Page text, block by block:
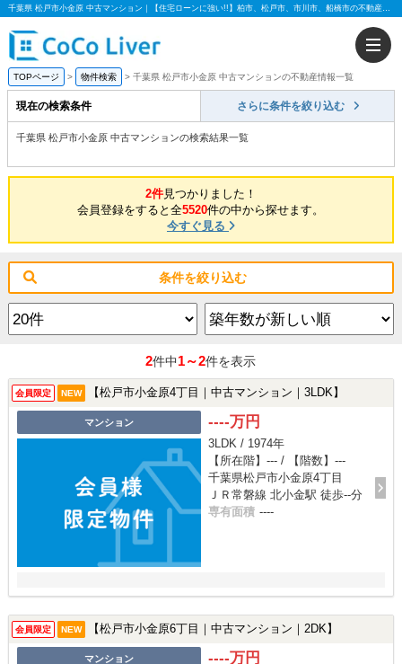
千葉県 松戸市小金原 中古マンション｜【住宅ローンに強い!!】柏市、松戸市、市川市、船橋市の不動産のことなら株式会社ココリバー
TOPページ 物件検索 千葉県 松戸市小金原 中古マンションの不動産情報一覧
現在の検索条件 さらに条件を絞り込む
千葉県 松戸市小金原 中古マンションの検索結果一覧
2件見つかりました！
会員登録をすると全5520件の中から探せます。
今すぐ見る
条件を絞り込む
2件中1～2件を表示
会員限定 NEW 【松戸市小金原4丁目｜中古マンション｜3LDK】
マンション ----万円
3LDK / 1974年
【所在階】--- / 【階数】---
千葉県松戸市小金原4丁目
ＪＲ常磐線 北小金駅 徒歩--分
専有面積 ----
会員限定 NEW 【松戸市小金原6丁目｜中古マンション｜2DK】
マンション ----万円